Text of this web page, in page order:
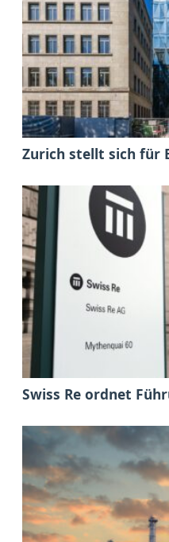
Zurich stellt sich für
Swiss Re ordnet